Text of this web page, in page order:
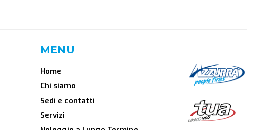
MENU
Home
Chi siamo
Sedi e contatti
Servizi